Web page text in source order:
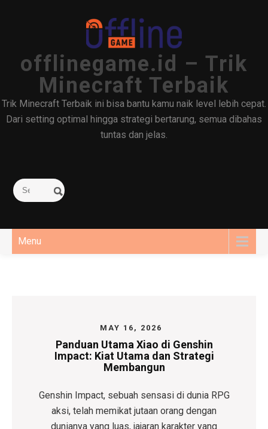
offlinegame.id – Trik
Minecraft Terbaik
Trik Minecraft Terbaik ini bisa bantu kamu naik level lebih cepat.
Dari setting optimal hingga strategi bertarung, semua dibahas
tuntas dan jelas.
Menu
MAY 16, 2026
Panduan Utama Xiao di Genshin
Impact: Kiat Utama dan Strategi
Membangun
Genshin Impact, sebuah sensasi di dunia RPG
aksi, telah memikat jutaan orang dengan
dunianya yang luas, jajaran karakter yang